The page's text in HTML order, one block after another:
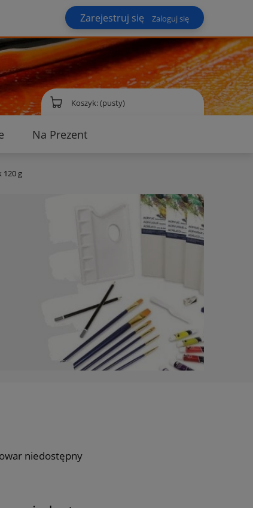
Zarejestruj się Zaloguj się
Koszyk:(pusty)
Na Prezent
120 g
niedostępny